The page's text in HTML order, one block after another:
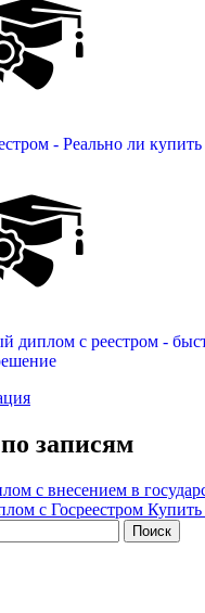
- Реально ли
диплом с реестром -
записям
с внесением в
с Госреестром Купить